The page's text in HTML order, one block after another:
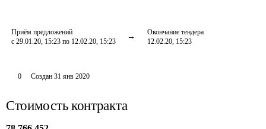
Приём предложений
с 29.01.20, 15:23 по 12.02.20, 15:23
Окончание тендера
12.02.20, 15:23
0 Создан 31 янв 2020
Стоимость контракта